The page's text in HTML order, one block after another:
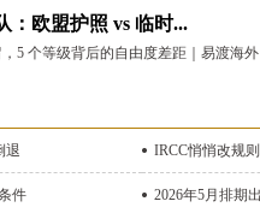
：欧盟护照 vs 临时...
5 个等级背后的自由度差距｜易渡海
退 IRCC悄悄改规
件 2026年5月排期